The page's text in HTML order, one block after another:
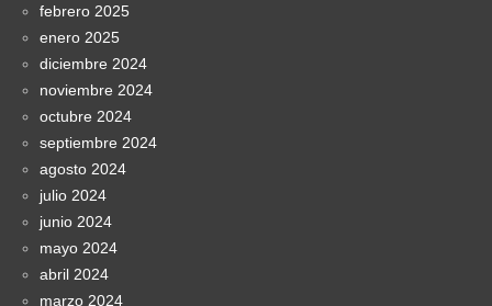
febrero 2025
enero 2025
diciembre 2024
noviembre 2024
octubre 2024
septiembre 2024
agosto 2024
julio 2024
junio 2024
mayo 2024
abril 2024
marzo 2024